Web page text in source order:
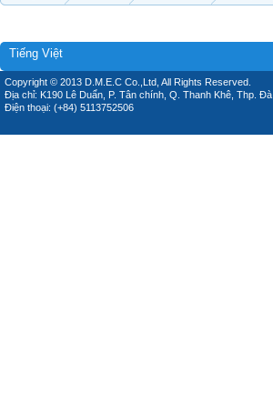
Tiếng Việt
Copyright © 2013 D.M.E.C Co.,Ltd, All Rights Reserved.
Địa chỉ: K190 Lê Duẩn, P. Tân chính, Q. Thanh Khê, Thp. Đà
Điện thoại: (+84) 5113752506